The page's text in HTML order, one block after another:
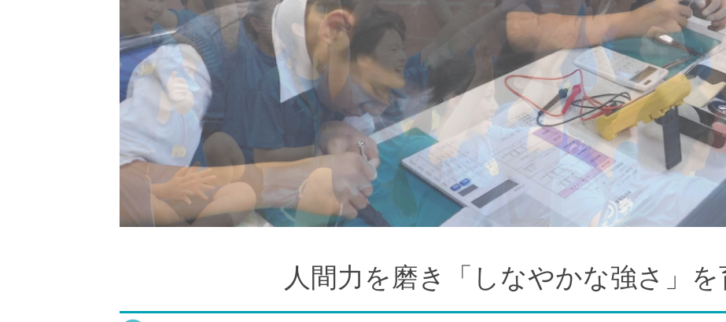
人間力を磨き「しなやかな強さ」を